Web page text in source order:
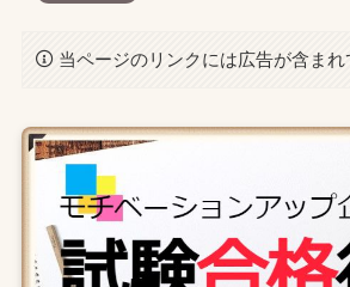
当ページのリンクには広告が含まれ